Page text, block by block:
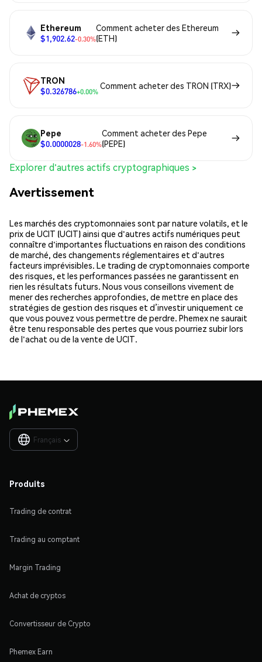
Ethereum
$1,902.62-0.30%
Comment acheter des Ethereum
(ETH)
TRON
$0.326786+0.00%
Comment acheter des TRON (TRX)
Pepe
$0.0000028-1.60%
Comment acheter des Pepe
(PEPE)
Explorer d'autres actifs cryptographiques >
Avertissement
Les marchés des cryptomonnaies sont par nature volatils, et le
prix de UCIT (UCIT) ainsi que d'autres actifs numériques peut
connaître d'importantes fluctuations en raison des conditions
de marché, des changements réglementaires et d'autres
facteurs imprévisibles. Le trading de cryptomonnaies comporte
des risques, et les performances passées ne garantissent en
rien les résultats futurs. Nous vous conseillons vivement de
mener des recherches approfondies, de mettre en place des
stratégies de gestion des risques et d’investir uniquement ce
que vous pouvez vous permettre de perdre. Phemex ne saurait
être tenu responsable des pertes que vous pourriez subir lors
de l'achat ou de la vente de UCIT.
Français 
Produits
Trading de contrat
Trading au comptant
Margin Trading
Achat de cryptos
Convertisseur de Crypto
Phemex Earn